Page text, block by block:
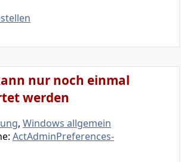
nur noch einmal
werden
, Windows allgemein
ActAdminPreferences-